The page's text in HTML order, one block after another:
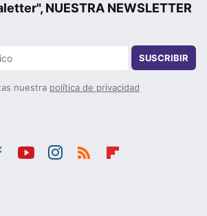
NUESTRA NEWSLETTER
SUSCRIBIR
nuestra política de privacidad